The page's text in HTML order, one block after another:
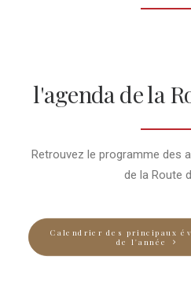
l'agenda de la
Retrouvez le programme des
de la Route
Calendrier des principaux
de l'année